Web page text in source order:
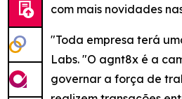
com mais novidades
"Toda empresa terá
Labs. "O agnt8x é a
governar a força de